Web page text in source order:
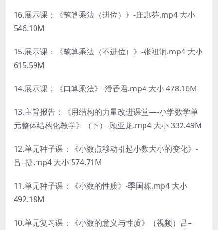
16.展示课：《笔算乘法（进位）》-庄惠芬.mp4 大小
546.10M
15.展示课：《笔算乘法（不进位）》-张祖润.mp4 大小
615.59M
14.展示课：《口算乘法》-潘香君.mp4 大小 478.16M
13.主旨报告：《用结构的力量改进课堂—-小学数学单
元整体结构化教学》（下）-顾亚龙.mp4 大小 332.49M
12.单元种子课：《小数点移动引起小数大小的变化》-
吕–捷.mp4 大小 574.71M
11.单元种子课：《小数的性质》-季国栋.mp4 大小
492.18M
10.单元复习课：《小数的意义与性质》（视频）吕–